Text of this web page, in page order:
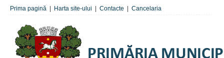
Prima pagină Harta site-ului Contacte Cancelaria